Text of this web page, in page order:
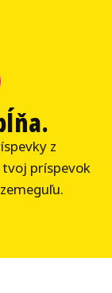
z
príspevok